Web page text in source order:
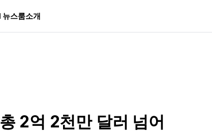
뉴스룸소개
2억 2천만 달러 넘어